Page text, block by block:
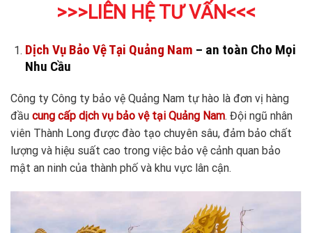
>>>LIÊN HỆ TƯ VẤN<<<
Dịch Vụ Bảo Vệ Tại Quảng Nam – an toàn Cho Mọi
Nhu Cầu
Công ty Công ty bảo vệ Quảng Nam tự hào là đơn vị hàng
đầu cung cấp dịch vụ bảo vệ tại Quảng Nam. Đội ngũ nhân
viên Thành Long được đào tạo chuyên sâu, đảm bảo chất
lượng và hiệu suất cao trong việc bảo vệ cảnh quan bảo
mật an ninh của thành phố và khu vực lân cận.